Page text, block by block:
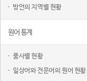
방언의 지역별 현황
원어 통계
품사별 현황
일상어와 전문어의 원어 현황